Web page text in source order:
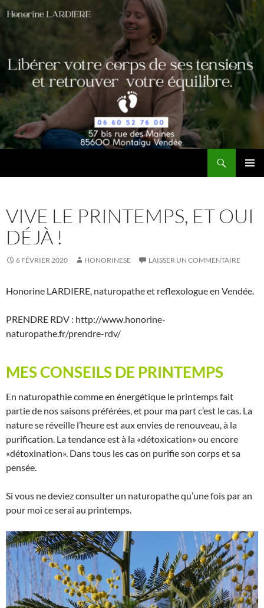
Aller
au
VIVE LE PRINTEMPS, ET OUI
DÉJÀ !
6 FÉVRIER 2020 HONORINESE LAISSER UN COMMENTAIRE
Honorine LARDIERE, naturopathe et reflexologue en Vendée.
PRENDRE RDV : http://www.honorine-
naturopathe.fr/prendre-rdv/
MES CONSEILS DE PRINTEMPS
En naturopathie comme en énergétique le printemps fait
partie de nos saisons préférées, et pour ma part c’est le cas. La
nature se réveille l’heure est aux envies de renouveau, à la
purification. La tendance est à la «détoxication» ou encore
«détoxination». Dans tous les cas on purifie son corps et sa
pensée.
Si vous ne deviez consulter un naturopathe qu’une fois par an
pour moi ce serai au printemps.